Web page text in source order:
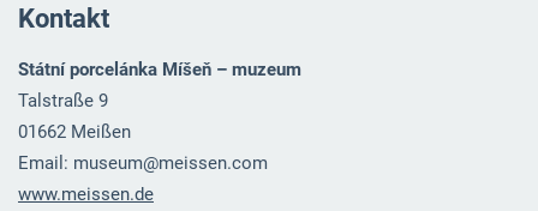
Kontakt
Státní porcelánka Míšeň – muzeum
Talstraße 9
01662 Meißen
Email: museum@meissen.com
www.meissen.de